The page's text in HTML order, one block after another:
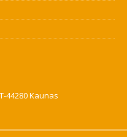
44280 Kaunas